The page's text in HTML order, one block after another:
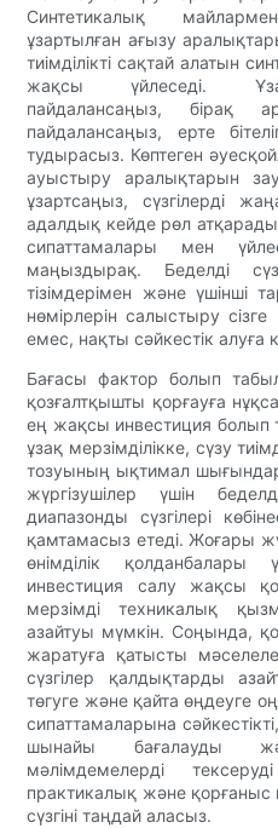
Синтетикалық
ұзартылған ағызу
тиімділікті сақтай алатын
жақсы үйлеседі.
пайдалансаңыз, бірақ
пайдалансаңыз, ерте
тудырасыз. Көптеген
ауыстыру аралықтарын
ұзартсаңыз, сүзгілерді
адалдық кейде рөл атқарады,
сипаттамалары мен
маңыздырақ. Беделді
тізімдерімен және үшінші
нөмірлерін салыстыру
емес, нақты сәйкестік алуға
Бағасы фактор болып
қозғалтқышты қорғауға
ең жақсы инвестиция болып
ұзақ мерзімділікке, сүзу
тозуының ықтимал
жүргізушілер үшін
диапазонды сүзгілері
қамтамасыз етеді. Жоғары
өнімділік қолданбалары
инвестиция салу жақсы
мерзімді техникалық
азайтуы мүмкін. Соңында,
жаратуға қатысты
сүзгілер қалдықтарды
төгуге және қайта өңдеуге
сипаттамаларына
шынайы бағалауды
мәлімдемелерді
практикалық және қорғаныс
сүзгіні таңдай аласыз.